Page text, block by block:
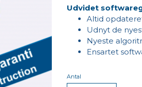
Udvidet
Altid
Udnyt de
Nyeste
Ensartet
Antal